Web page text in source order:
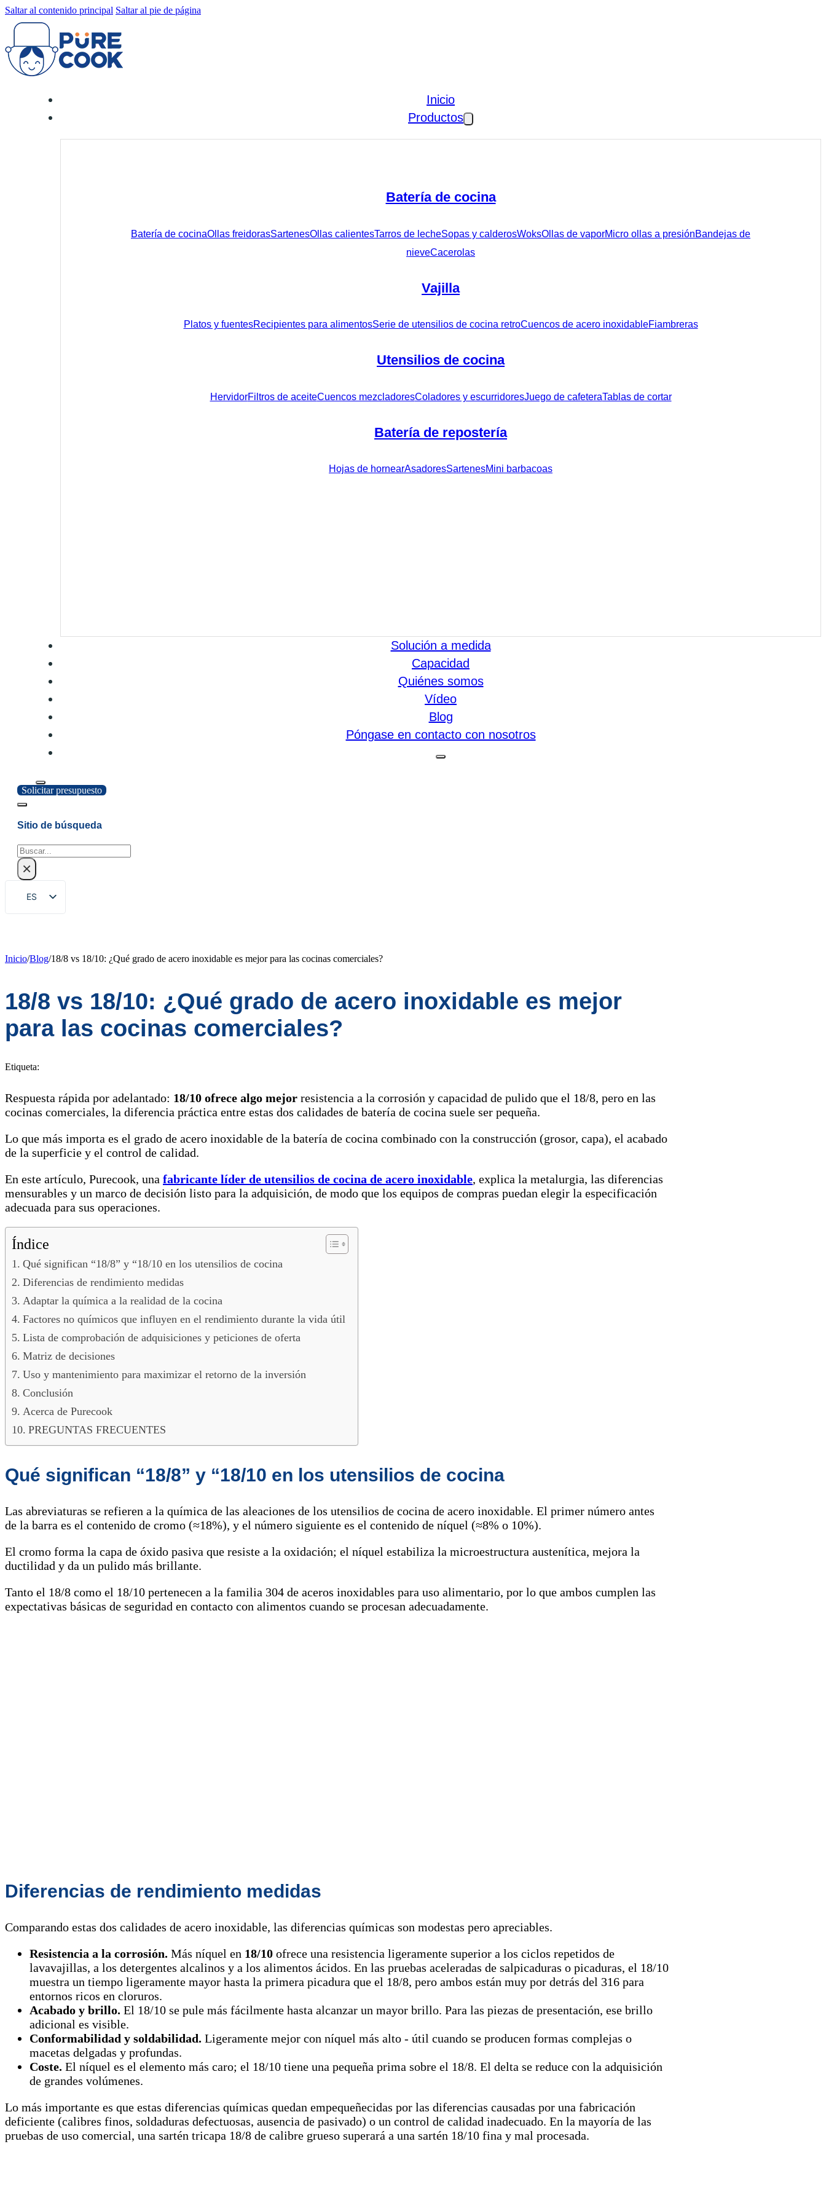
Saltar al contenido principal Saltar al pie de página
Inicio
Productos
Batería de cocina
Batería de cocinaOllas freidorasSartenesOllas calientesTarros de lecheSopas y calderosWoksOllas de vaporMicro ollas a presiónBandejas de
nieveCacerolas
Vajilla
Platos y fuentesRecipientes para alimentosSerie de utensilios de cocina retroCuencos de acero inoxidableFiambreras
Utensilios de cocina
HervidorFiltros de aceiteCuencos mezcladoresColadores y escurridoresJuego de cafeteraTablas de cortar
Batería de repostería
Hojas de hornearAsadoresSartenesMini barbacoas
Solución a medida
Capacidad
Quiénes somos
Vídeo
Blog
Póngase en contacto con nosotros
Solicitar presupuesto
Sitio de búsqueda
Buscar
×
ES
EN
FR
RU
AR
Inicio/Blog/18/8 vs 18/10: ¿Qué grado de acero inoxidable es mejor para las cocinas comerciales?
18/8 vs 18/10: ¿Qué grado de acero inoxidable es mejor
para las cocinas comerciales?
Etiqueta:
Respuesta rápida por adelantado: 18/10 ofrece algo mejor resistencia a la corrosión y capacidad de pulido que el 18/8, pero en las
cocinas comerciales, la diferencia práctica entre estas dos calidades de batería de cocina suele ser pequeña.
Lo que más importa es el grado de acero inoxidable de la batería de cocina combinado con la construcción (grosor, capa), el acabado
de la superficie y el control de calidad.
En este artículo, Purecook, una fabricante líder de utensilios de cocina de acero inoxidable, explica la metalurgia, las diferencias
mensurables y un marco de decisión listo para la adquisición, de modo que los equipos de compras puedan elegir la especificación
adecuada para sus operaciones.
Índice
Qué significan “18/8” y “18/10 en los utensilios de cocina
Diferencias de rendimiento medidas
Adaptar la química a la realidad de la cocina
Factores no químicos que influyen en el rendimiento durante la vida útil
Lista de comprobación de adquisiciones y peticiones de oferta
Matriz de decisiones
Uso y mantenimiento para maximizar el retorno de la inversión
Conclusión
Acerca de Purecook
PREGUNTAS FRECUENTES
Qué significan “18/8” y “18/10 en los utensilios de cocina
Las abreviaturas se refieren a la química de las aleaciones de los utensilios de cocina de acero inoxidable. El primer número antes
de la barra es el contenido de cromo (≈18%), y el número siguiente es el contenido de níquel (≈8% o 10%).
El cromo forma la capa de óxido pasiva que resiste a la oxidación; el níquel estabiliza la microestructura austenítica, mejora la
ductilidad y da un pulido más brillante.
Tanto el 18/8 como el 18/10 pertenecen a la familia 304 de aceros inoxidables para uso alimentario, por lo que ambos cumplen las
expectativas básicas de seguridad en contacto con alimentos cuando se procesan adecuadamente.
Diferencias de rendimiento medidas
Comparando estas dos calidades de acero inoxidable, las diferencias químicas son modestas pero apreciables.
Resistencia a la corrosión. Más níquel en 18/10 ofrece una resistencia ligeramente superior a los ciclos repetidos de
lavavajillas, a los detergentes alcalinos y a los alimentos ácidos. En las pruebas aceleradas de salpicaduras o picaduras, el 18/10
muestra un tiempo ligeramente mayor hasta la primera picadura que el 18/8, pero ambos están muy por detrás del 316 para
entornos ricos en cloruros.
Acabado y brillo. El 18/10 se pule más fácilmente hasta alcanzar un mayor brillo. Para las piezas de presentación, ese brillo
adicional es visible.
Conformabilidad y soldabilidad. Ligeramente mejor con níquel más alto - útil cuando se producen formas complejas o
macetas delgadas y profundas.
Coste. El níquel es el elemento más caro; el 18/10 tiene una pequeña prima sobre el 18/8. El delta se reduce con la adquisición
de grandes volúmenes.
Lo más importante es que estas diferencias químicas quedan empequeñecidas por las diferencias causadas por una fabricación
deficiente (calibres finos, soldaduras defectuosas, ausencia de pasivado) o un control de calidad inadecuado. En la mayoría de las
pruebas de uso comercial, una sartén tricapa 18/8 de calibre grueso superará a una sartén 18/10 fina y mal procesada.